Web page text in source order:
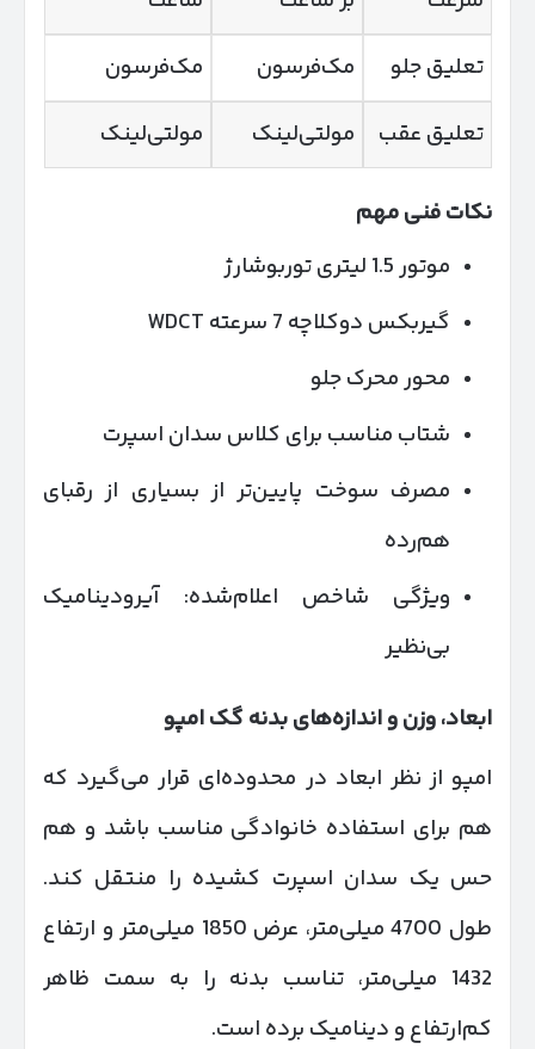
تعلیق جلو
مک‌فرسون
مک‌فرسون
تعلیق عقب
مولتی‌لینک مولتی‌لینک
نکات فنی مهم
موتور 1.5 لیتری توربوشارژ
گیربکس دوکلاچه 7 سرعته WDCT
محور محرک جلو
شتاب مناسب برای کلاس سدان اسپرت
مصرف سوخت پایین‌تر از بسیاری از رقبای
هم‌رده
ویژگی شاخص اعلام‌شده: آیرودینامیک
بی‌نظیر
ابعاد، وزن و اندازه‌های بدنه گک امپو
امپو از نظر ابعاد در محدوده‌ای قرار می‌گیرد که
هم برای استفاده خانوادگی مناسب باشد و هم
حس یک سدان اسپرت کشیده را منتقل کند.
طول 4700 میلی‌متر، عرض 1850 میلی‌متر و ارتفاع
1432 میلی‌متر، تناسب بدنه را به سمت ظاهر
کم‌ارتفاع و دینامیک برده است.